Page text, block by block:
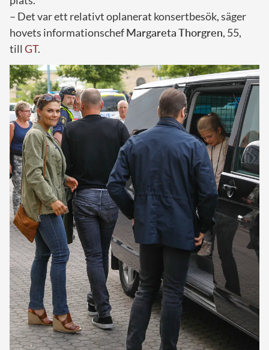
– Det var ett relativt oplanerat konsertbesök, säger
hovets informationschefMargaretaThorgren, 55,
till GT.